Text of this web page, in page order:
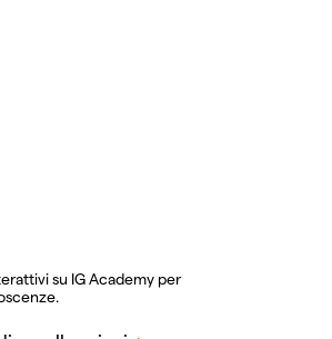
su IG Academy per